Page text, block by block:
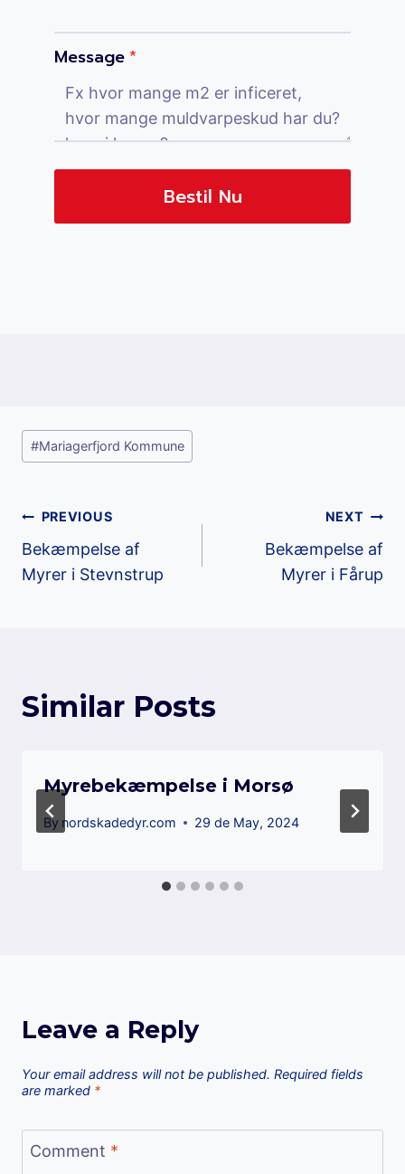
Message*
Bestil Nu
Post
Tags:
#Mariagerfjord Kommune
Post
navigation
PREVIOUS
Bekæmpelse af
Myrer i Stevnstrup
NEXT
Bekæmpelse af
Myrer i Fårup
Similar Posts
Myrebekæmpelse i Morsø
By nordskadedyr.com 29 de May, 2024
Leave a Reply
Your email address will not be published. Required fields
are marked *
Comment *